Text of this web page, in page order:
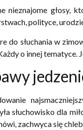
nieznajome głosy,
polityce,
do słuchania w
o innej tematyce.
słuchowisko dla
zachwyca się